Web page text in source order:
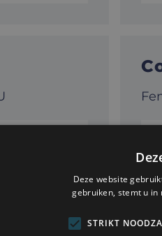
Deze website
gebruiken, stemt u in
STRIKT